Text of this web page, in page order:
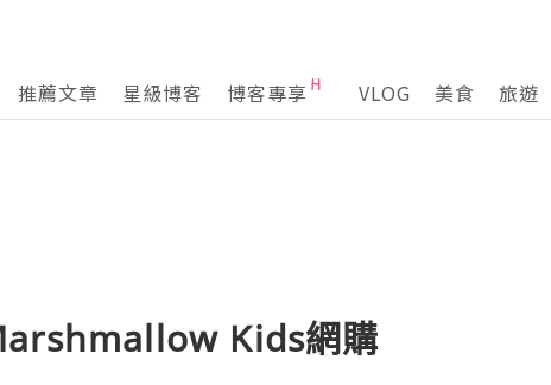
推薦文章 星級博客 博客專享 VLOG 美食 旅遊
Kids網購